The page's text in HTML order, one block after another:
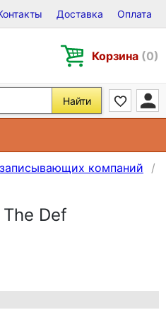
на Виниле, CD и DVD
Доставка Оплата
Корзина (0)
Найти
компаний
Def